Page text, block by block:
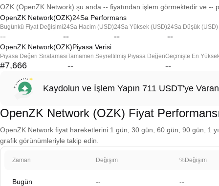
OZK (OpenZK Network) şu anda -- fiyatından işlem görmektedir ve --
OpenZK Network(OZK)24Sa Performans
Bugünkü Fiyat Değişimi
--
24Sa Hacim (USD)
--
24Sa Yüksek (USD)
--
24Sa Düşük (USD)
--
OpenZK Network(OZK)Piyasa Verisi
Piyasa Değeri Sıralaması
#7,666
Tamamen Seyreltilmiş Piyasa Değeri
--
Geçmişte En
--
Kaydolun ve İşlem Yapın 711 USDT'ye
OpenZK Network (OZK) Fiyat
OpenZK Network fiyat hareketlerini 1 gün, 30 gün, 60 gün, 90 gün, 1
grafik görünümleriyle takip edin.
Zaman Değişim %Değişim
Bugün -- --